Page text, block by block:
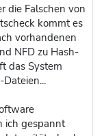
die Falschen von
kommt es
vorhandenen
NFD zu Hash-
das System
ich gespannt